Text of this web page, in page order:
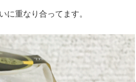
に重なり合ってます。